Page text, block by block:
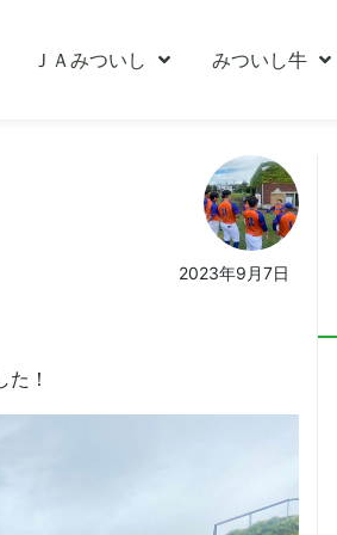
ＪＡみついし みついし牛
2023年9月7日
！